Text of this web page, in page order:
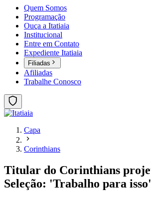
Quem Somos
Programação
Ouça a Itatiaia
Institucional
Entre em Contato
Expediente Itatiaia
Filiadas
Afiliadas
Trabalhe Conosco
Capa
Corinthians
Titular do Corinthians
Seleção: 'Trabalho para isso'